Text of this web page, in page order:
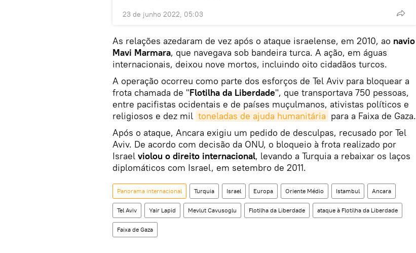
23 de junho 2022, 05:03
As relações azedaram de vez após o ataque israelense, em 2010, ao navio
Mavi Marmara, que navegava sob bandeira turca. A ação, em águas
internacionais, deixou nove mortos, incluindo oito cidadãos turcos.
A operação ocorreu como parte dos esforços de Tel Aviv para bloquear a
frota chamada de "Flotilha da Liberdade", que transportava 750 pessoas,
entre pacifistas ocidentais e de países muçulmanos, ativistas políticos e
religiosos e dez mil toneladas de ajuda humanitária para a Faixa de Gaza.
Após o ataque, Ancara exigiu um pedido de desculpas, recusado por Tel
Aviv. De acordo com decisão da ONU, o bloqueio à frota realizado por
Israel violou o direito internacional, levando a Turquia a rebaixar os laços
diplomáticos com Israel, em setembro de 2011.
Panorama internacional Turquia Israel Europa Oriente Médio Istambul Ancara
Tel Aviv Yair Lapid Mevlut Cavusoglu Flotilha da Liberdade ataque à Flotilha da Liberdade
Faixa de Gaza